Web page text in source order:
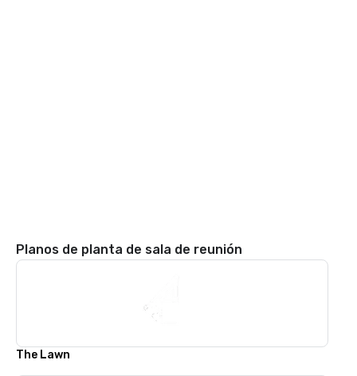
Planos de planta de sala de reunión
The Lawn